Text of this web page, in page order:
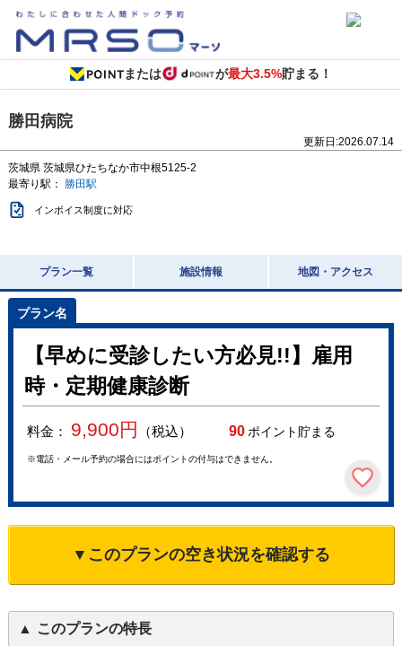
または が最大3.5%貯まる！
勝田病院
更新日:2026.07.14
茨城県 茨城県ひたちなか市中根5125-2
最寄り駅： 勝田駅
インボイス制度に対応
プラン一覧 施設情報 地図・アクセス
【早めに受診したい方必見!!】雇用
時・定期健康診断
料金： 9,900円 （税込） 90ポイント貯まる
※電話・メール予約の場合にはポイントの付与はできません。
▼このプランの空き状況を確認する
このプランの特長